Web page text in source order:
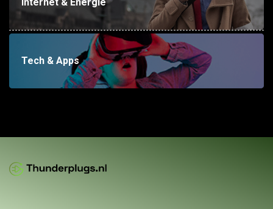
Tech & Apps